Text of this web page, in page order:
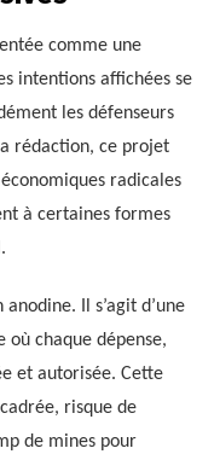
comme une
intentions affichées se
les défenseurs
rédaction, ce projet
radicales
à certaines formes
Il s’agit d’une
chaque dépense,
et autorisée. Cette
risque de
de mines pour